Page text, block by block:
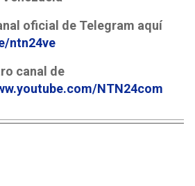
oficial de Telegram aquí
ntn24ve
canal de
NTN24com